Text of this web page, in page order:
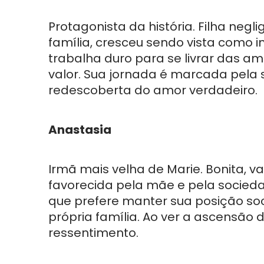
Protagonista da história. Filha
família, cresceu sendo vista como
trabalha duro para se livrar das
valor. Sua jornada é marcada
redescoberta do amor verdadeiro.
Anastasia
Irmã mais velha de Marie. Bonita,
favorecida pela mãe e pela
que prefere manter sua posição
própria família. Ao ver a ascensão
ressentimento.